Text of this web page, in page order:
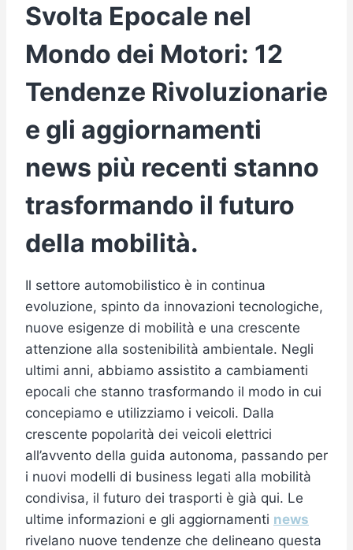
Svolta Epocale nel
Mondo dei Motori: 12
Tendenze Rivoluzionarie
e gli aggiornamenti
news più recenti stanno
trasformando il futuro
della mobilità.
Il settore automobilistico è in continua
evoluzione, spinto da innovazioni tecnologiche,
nuove esigenze di mobilità e una crescente
attenzione alla sostenibilità ambientale. Negli
ultimi anni, abbiamo assistito a cambiamenti
epocali che stanno trasformando il modo in cui
concepiamo e utilizziamo i veicoli. Dalla
crescente popolarità dei veicoli elettrici
all’avvento della guida autonoma, passando per
i nuovi modelli di business legati alla mobilità
condivisa, il futuro dei trasporti è già qui. Le
ultime informazioni e gli aggiornamenti news
rivelano nuove tendenze che delineano questa